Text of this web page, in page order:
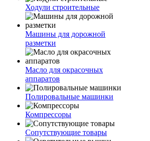
Ходули строительные
Машины для дорожной
разметки
Масло для окрасочных
аппаратов
Полировальные машинки
Компрессоры
Сопутствующие товары